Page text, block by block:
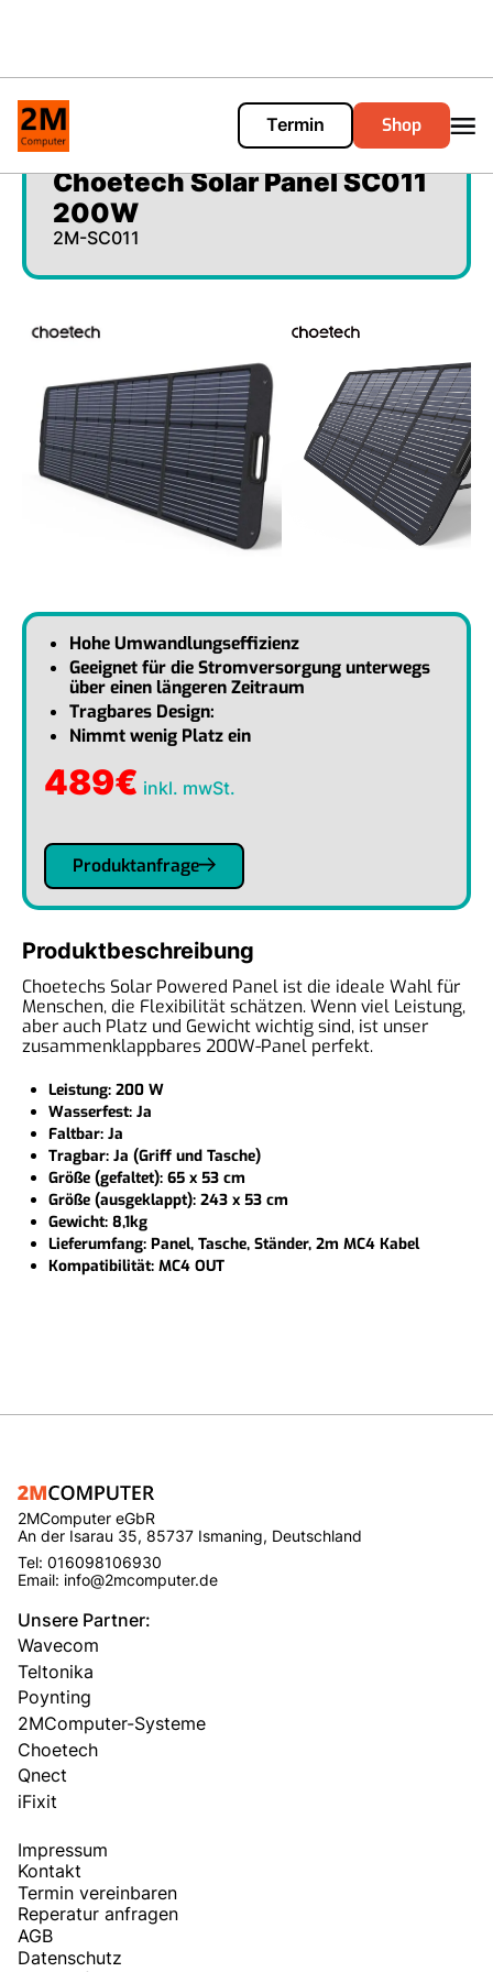
Termin Shop
Choetech Solar Panel SC011
200W
2M-SC011
Hohe Umwandlungseffizienz
Geeignet für die Stromversorgung unterwegs
über einen längeren Zeitraum
Tragbares Design:
Nimmt wenig Platz ein
489€ inkl. mwSt.
Produktanfrage
Produktbeschreibung
Choetechs Solar Powered Panel ist die ideale Wahl für
Menschen, die Flexibilität schätzen. Wenn viel Leistung,
aber auch Platz und Gewicht wichtig sind, ist unser
zusammenklappbares 200W-Panel perfekt.
Leistung: 200 W
Wasserfest: Ja
Faltbar: Ja
Tragbar: Ja (Griff und Tasche)
Größe (gefaltet): 65 x 53 cm
Größe (ausgeklappt): 243 x 53 cm
Gewicht: 8,1kg
Lieferumfang: Panel, Tasche, Ständer, 2m MC4 Kabel
Kompatibilität: MC4 OUT
2MComputer eGbR
An der Isarau 35, 85737 Ismaning, Deutschland
Tel: 016098106930
Email: info@2mcomputer.de
Unsere Partner:
Wavecom
Teltonika
Poynting
2MComputer-Systeme
Choetech
Qnect
iFixit
Impressum
Kontakt
Termin vereinbaren
Reperatur anfragen
AGB
Datenschutz